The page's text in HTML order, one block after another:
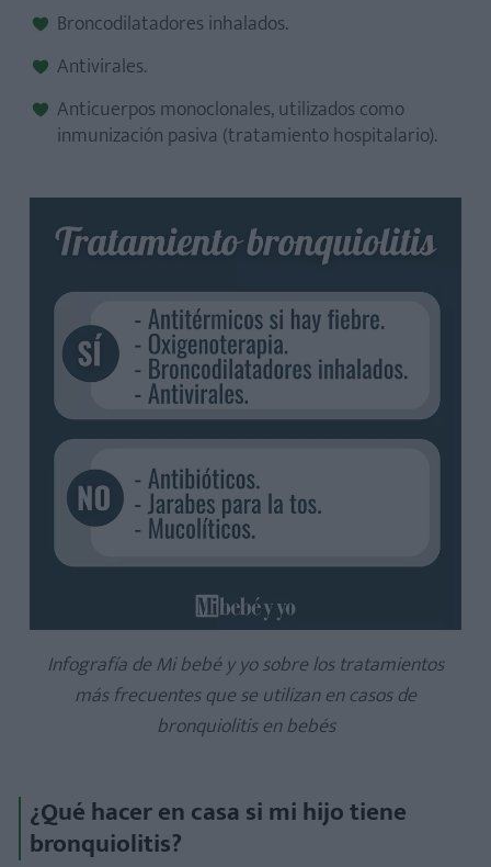
Broncodilatadores inhalados.
Antivirales.
Anticuerpos monoclonales, utilizados como
inmunización pasiva (tratamiento hospitalario).
Infografía de Mi bebé y yo sobre los tratamientos
más frecuentes que se utilizan en casos de
bronquiolitis en bebés
¿Qué hacer en casa si mi hijo tiene
bronquiolitis?